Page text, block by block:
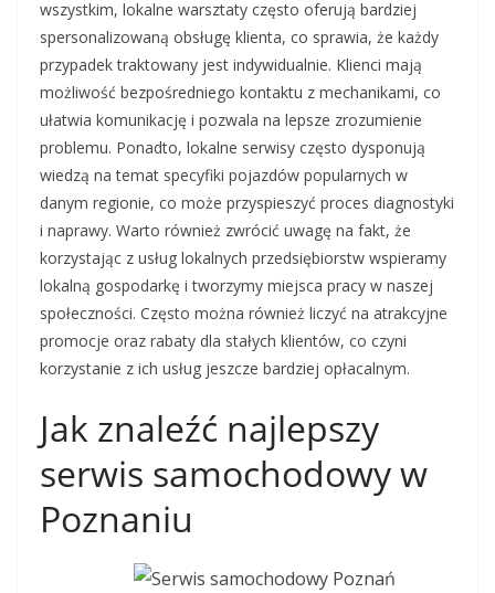
wszystkim, lokalne warsztaty często oferują bardziej
spersonalizowaną obsługę klienta, co sprawia, że każdy
przypadek traktowany jest indywidualnie. Klienci mają
możliwość bezpośredniego kontaktu z mechanikami, co
ułatwia komunikację i pozwala na lepsze zrozumienie
problemu. Ponadto, lokalne serwisy często dysponują
wiedzą na temat specyfiki pojazdów popularnych w
danym regionie, co może przyspieszyć proces diagnostyki
i naprawy. Warto również zwrócić uwagę na fakt, że
korzystając z usług lokalnych przedsiębiorstw wspieramy
lokalną gospodarkę i tworzymy miejsca pracy w naszej
społeczności. Często można również liczyć na atrakcyjne
promocje oraz rabaty dla stałych klientów, co czyni
korzystanie z ich usług jeszcze bardziej opłacalnym.
Jak znaleźć najlepszy
serwis samochodowy w
Poznaniu